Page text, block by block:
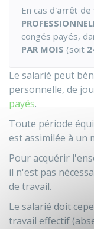
En cas d'arrêt de
congés payés,
PAR MOIS (soit
Le salarié peut
personnelle, de
payés.
Toute période
est assimilée à un
Pour acquérir
il n'est pas
de travail.
Le salarié doit
travail effectif